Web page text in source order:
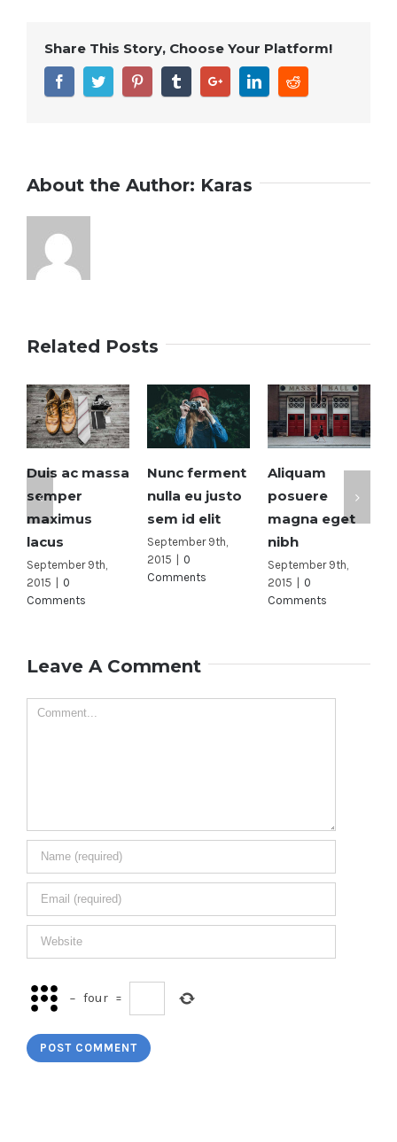
Share This Story, Choose Your Platform!
About the Author: Karas
Related Posts
Duis ac massa
semper
maximus
lacus
September 9th,
2015 | 0
Comments
Nunc ferment
nulla eu justo
sem id elit
September 9th,
2015 | 0
Comments
Aliquam
posuere
magna eget
nibh
September 9th,
2015 | 0
Comments
Leave A Comment
− four =